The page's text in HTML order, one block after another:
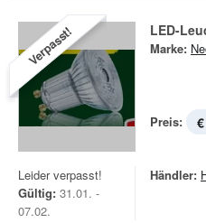
Verpasst! LED-
Marke:
Preis:
Leider verpasst!
Gültig: 31.01. -
07.02.
Händler: